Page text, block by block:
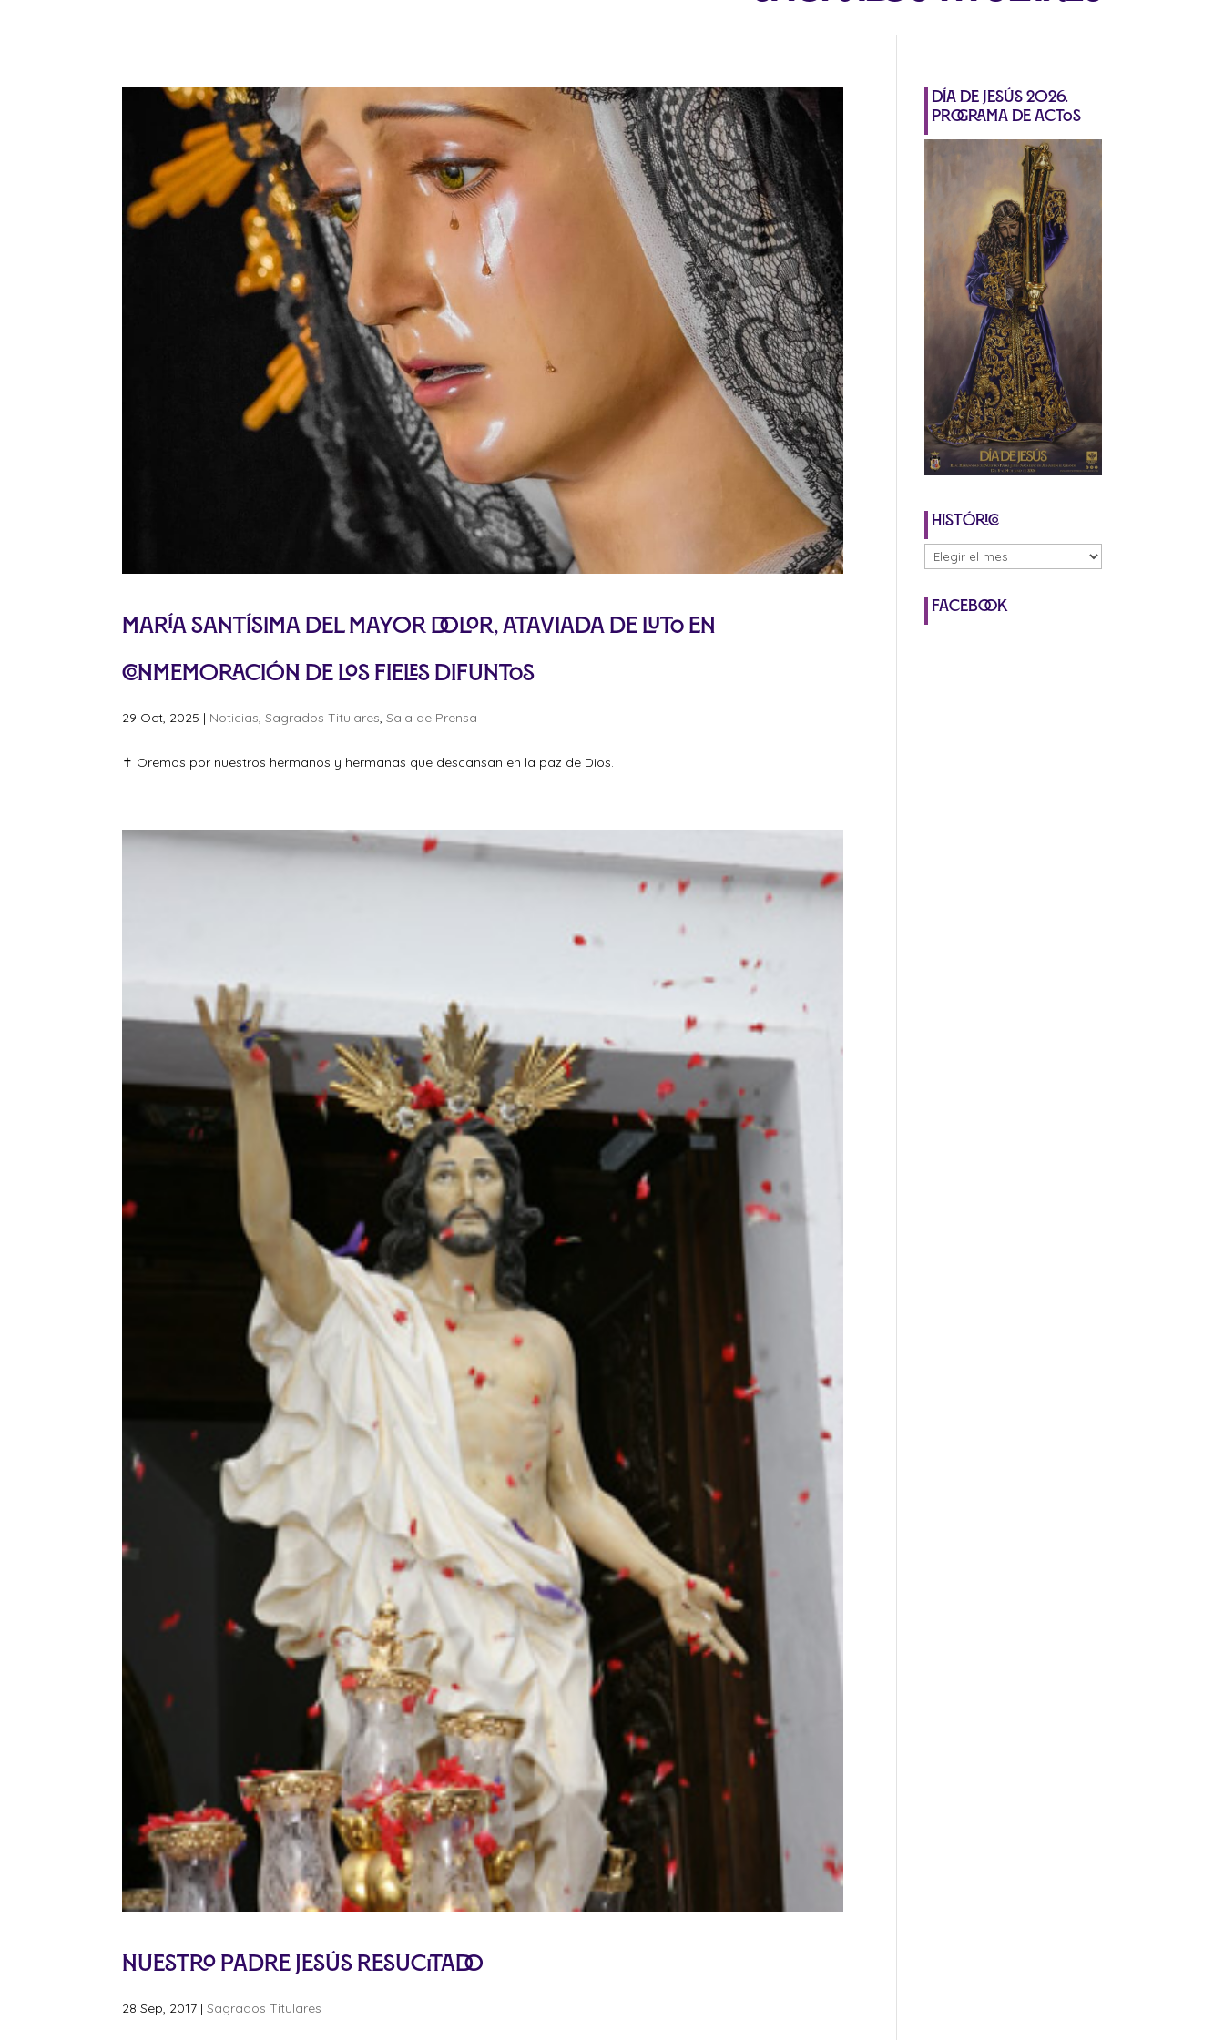
María Santísima del Mayor Dolor, ataviada de luto en
conmemoración de los Fieles Difuntos
29 Oct, 2025 | Noticias,Sagrados Titulares,Sala de Prensa
✝ Oremos por nuestros hermanos y hermanas que descansan en la paz de Dios.
Nuestro Padre Jesús Resucitado
28 Sep, 2017 |Sagrados Titulares
Día de Jesús 2026.
Programa de Actos
Histórico
Histórico
Facebook